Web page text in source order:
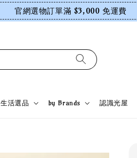
官網選物訂單滿 $3,000 免運費
生活選品 by Brands 認識光屋